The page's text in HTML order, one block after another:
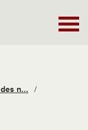
n...
/